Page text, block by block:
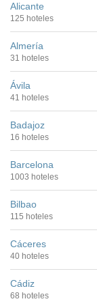
Alicante
125 hoteles
Almería
31 hoteles
Ávila
41 hoteles
Badajoz
16 hoteles
Barcelona
1003 hoteles
Bilbao
115 hoteles
Cáceres
40 hoteles
Cádiz
68 hoteles